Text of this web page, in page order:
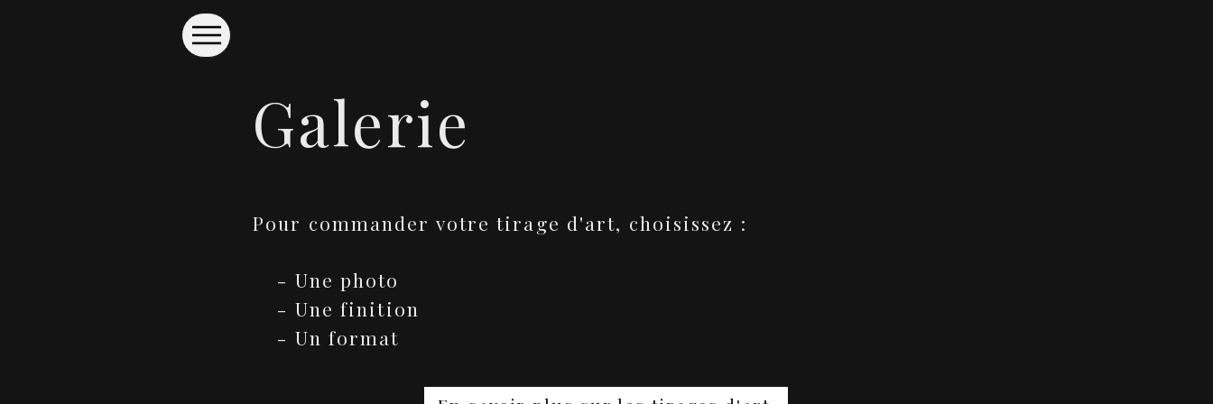
Galerie
Pour commander votre tirage d'art, choisissez :
​ - Une photo
- Une finition
- Un format